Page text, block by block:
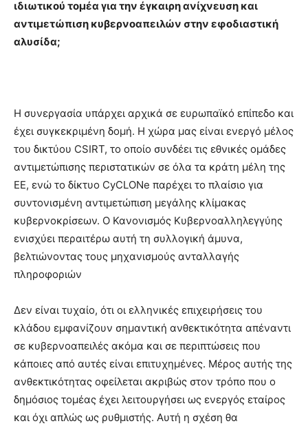
ιδιωτικού τομέα για την έγκαιρη ανίχνευση και
αντιμετώπιση κυβερνοαπειλών στην εφοδιαστική
αλυσίδα;
Η συνεργασία υπάρχει αρχικά σε ευρωπαϊκό επίπεδο και
έχει συγκεκριμένη δομή. Η χώρα μας είναι ενεργό μέλος
του δικτύου CSIRT, το οποίο συνδέει τις εθνικές ομάδες
αντιμετώπισης περιστατικών σε όλα τα κράτη μέλη της
ΕΕ, ενώ το δίκτυο CyCLONe παρέχει το πλαίσιο για
συντονισμένη αντιμετώπιση μεγάλης κλίμακας
κυβερνοκρίσεων. Ο Κανονισμός Κυβερνοαλληλεγγύης
ενισχύει περαιτέρω αυτή τη συλλογική άμυνα,
βελτιώνοντας τους μηχανισμούς ανταλλαγής
πληροφοριών
Δεν είναι τυχαίο, ότι οι ελληνικές επιχειρήσεις του
κλάδου εμφανίζουν σημαντική ανθεκτικότητα απέναντι
σε κυβερνοαπειλές ακόμα και σε περιπτώσεις που
κάποιες από αυτές είναι επιτυχημένες. Μέρος αυτής της
ανθεκτικότητας οφείλεται ακριβώς στον τρόπο που ο
δημόσιος τομέας έχει λειτουργήσει ως ενεργός εταίρος
και όχι απλώς ως ρυθμιστής. Αυτή η σχέση θα